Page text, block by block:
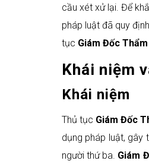
cầu xét xử lại. Để
pháp luật đã quy
tục Giám Đốc Thẩm
Khái niệm
Khái niệm
Thủ tục Giám Đốc
dụng pháp luật, gây
người thứ ba. Giám